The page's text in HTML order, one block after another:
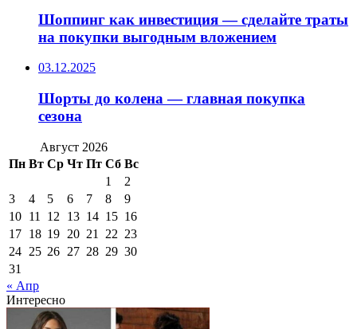
Шоппинг как инвестиция — сделайте траты
на покупки выгодным вложением
03.12.2025
Шорты до колена — главная покупка
сезона
Август 2026
Пн Вт Ср Чт Пт Сб Вс
1
2
3
4 5 6 7 8
9
10 11 12 13 14 15 16
17 18 19 20 21 22 23
24 25 26 27 28 29 30
31
« Апр
Интересно